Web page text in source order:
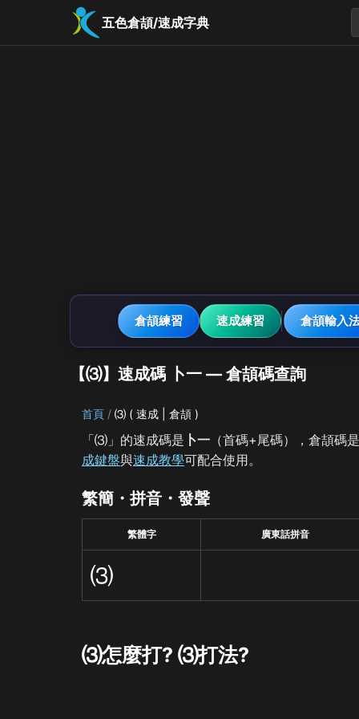
五色倉頡/速成字典
倉頡練習 速成練習 倉頡輸入
【⑶】速成碼 卜一 — 倉頡碼查詢
首頁 ⑶ ( 速成 | 倉頡 )
「⑶」的速成碼是 卜一 （首碼+尾碼），倉頡碼
成鍵盤與速成教學可配合使用。
繁簡・拼音・發聲
繁體字 廣東話拼音
⑶
⑶怎麼打? ⑶打法?